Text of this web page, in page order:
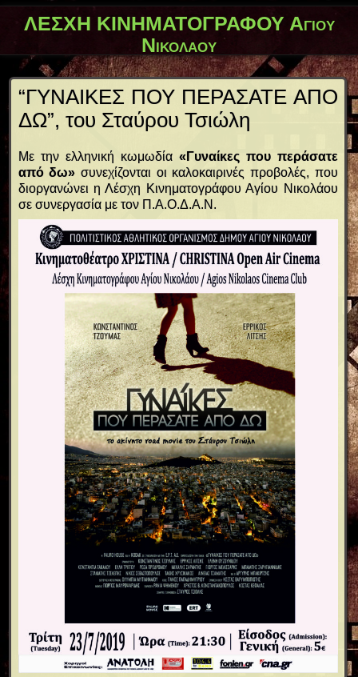
ΛΕΣΧΗ ΚΙΝΗΜΑΤΟΓΡΑΦΟΥ Αγίου
Νικολάου
“ΓΥΝΑΙΚΕΣ ΠΟΥ ΠΕΡΑΣΑΤΕ ΑΠΟ
ΔΩ”, του Σταύρου Τσιώλη
Με την ελληνική κωμωδία «Γυναίκες που περάσατε
από δω» συνεχίζονται οι καλοκαιρινές προβολές, που
διοργανώνει η Λέσχη Κινηματογράφου Αγίου Νικολάου
σε συνεργασία με τον Π.Α.Ο.Δ.Α.Ν.